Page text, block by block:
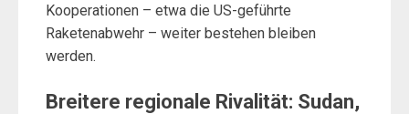
Kooperationen – etwa die US-geführte
Raketenabwehr – weiter bestehen bleiben
werden.
Breitere regionale Rivalität: Sudan,